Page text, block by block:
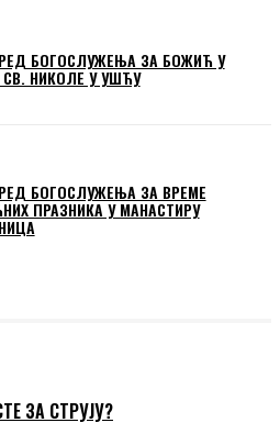
БОГОСЛУЖЕЊА ЗА БОЖИЋ У
НИКОЛЕ У УШЋУ
БОГОСЛУЖЕЊА ЗА ВРЕМЕ
ПРАЗНИКА У МАНАСТИРУ
ЗА СТРУЈУ?